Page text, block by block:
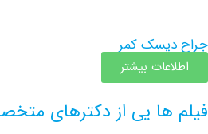
کمر
بیشتر
یی از دکترهای متخصص